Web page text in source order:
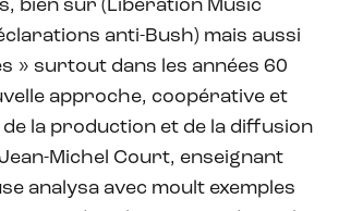
bien sûr (Liberation Music
anti-Bush) mais aussi
» surtout dans les années 60
approche, coopérative et
la production et de la diffusion
Michel Court, enseignant
analysa avec moult exemples